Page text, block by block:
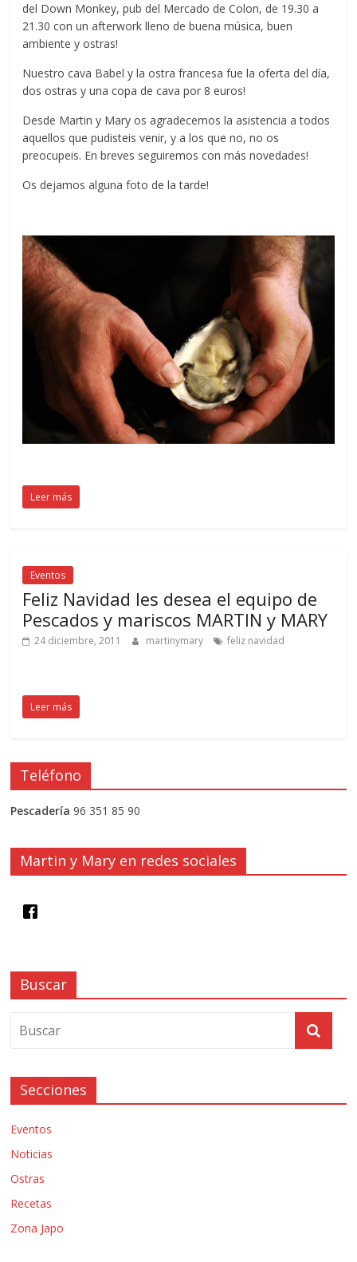
del Down Monkey, pub del Mercado de Colon, de 19.30 a
21.30 con un afterwork lleno de buena música, buen
ambiente y ostras!
Nuestro cava Babel y la ostra francesa fue la oferta del día,
dos ostras y una copa de cava por 8 euros!
Desde Martin y Mary os agradecemos la asistencia a todos
aquellos que pudisteis venir, y a los que no, no os
preocupeis. En breves seguiremos con más novedades!
Os dejamos alguna foto de la tarde!
Leer más
Eventos
Feliz Navidad les desea el equipo de
Pescados y mariscos MARTIN y MARY
24 diciembre, 2011 martinymary feliz navidad
Leer más
Teléfono
Pescadería 96 351 85 90
Martin y Mary en redes sociales
Buscar
Secciones
Eventos
Noticias
Ostras
Recetas
Zona Japo